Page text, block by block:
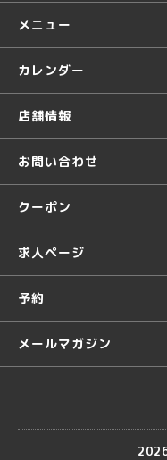
メニュー
カレンダー
店舗情報
お問い合わせ
クーポン
求人ページ
予約
メールマガジン